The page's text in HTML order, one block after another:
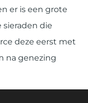
er is een grote
sieraden die
deze eerst met
na genezing